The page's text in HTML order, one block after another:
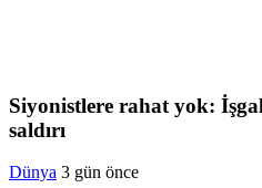
Siyonistlere rahat yok:
saldırı
Dünya 3 gün önce